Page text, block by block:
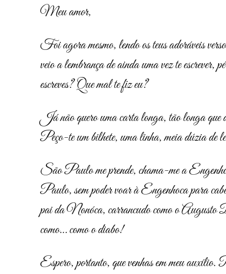
Meu amor,
Foi agora mesmo, lendo os teus adoráveis
veio a lembrança de ainda uma vez te escrever,
escreves? Que mal te fiz eu?
Já não quero uma carta longa, tão longa que
Peço-te um bilhete, uma linha, meia dúzia
São Paulo me prende, chama-me a
Paulo, sem poder voar à Engenhoca para
pai da Nonóca, carrancudo como o Augusto
como… como o diabo!
Espero, portanto, que venhas em meu auxílio.